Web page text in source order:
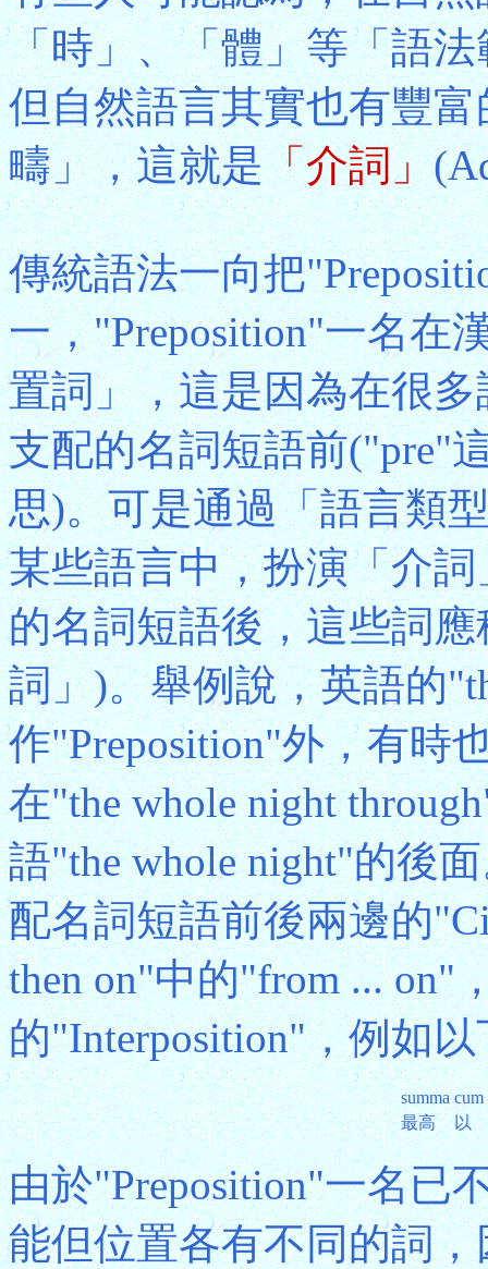
「時」、「體」等「語
但自然語言其實也有豐
疇」，這就是「介詞」
傳統語法一向把
一，"Preposition"一名在
置詞」，這是因為在很
支配的名詞短語前("pre"
思)。可是通過「語言類
某些語言中，扮演「介
的名詞短語後，這些詞
詞」)。舉例說，英語的
作"Preposition"外，有時
在"the whole night
語"the whole night"的後
配名詞短語前後兩邊的
then on"中的"from ... on"
的"Interposition"，例如
summa cum
最高
以
由於"Preposition"一名已
能但位置各有不同的詞